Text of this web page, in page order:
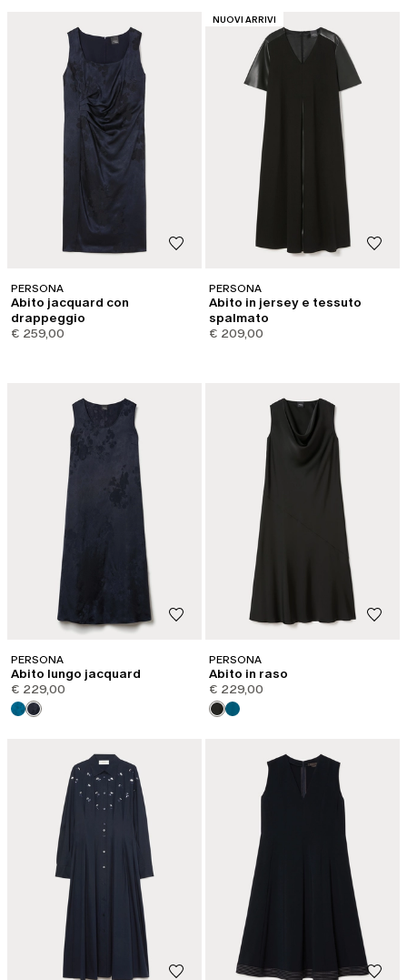
PERSONA
Abito jacquard con
drappeggio
€ 259,00
CATEGORIA:
NUOVI ARRIVI
PERSONA
Abito in jersey e tessuto
spalmato
€ 209,00
PERSONA
Abito lungo jacquard
€ 229,00
PERSONA
Abito in raso
€ 229,00